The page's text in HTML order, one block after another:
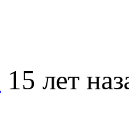
15 лет